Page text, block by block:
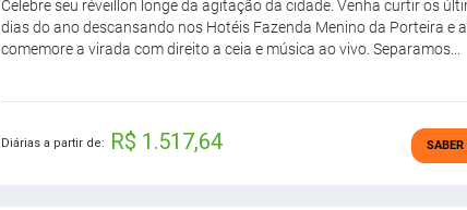
Celebre seu réveillon longe da agitação da cidade. Venha curtir os
dias do ano descansando nos Hotéis Fazenda Menino da Porteira e
comemore a virada com direito a ceia e música ao vivo. Separamos...
Diárias a partir de: R$ 1.517,64